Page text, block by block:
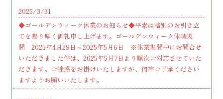
2025/3/31
◆ゴールデンウィーク休業のお知らせ◆平素は格別のお引き立
てを賜り厚く御礼申し上げます。ゴールデンウィーク休暇期
間 2025年4月29日～2025年5月6日 ※休業期間中にお問合せ
いただきました件は、2025年5月7日より順次ご対応させていた
だきます。ご迷惑をお掛けいたしますが、何卒ご了承ください
ますようお願いいたします。